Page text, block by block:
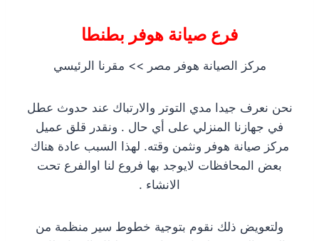
فرع صيانة هوفر بطنطا
مركز الصيانة هوفر مصر >> مقرنا الرئيسي
نحن نعرف جيدا مدي التوتر والارتباك عند حدوث عطل
في جهازنا المنزلي على أي حال . ونقدر قلق عميل
مركز صيانة هوفر ونثمن وقته. لهذا السبب عادة هناك
بعض المحافظات لايوجد بها فروع لنا اوالفرع تحت
الانشاء .
ولتعويض ذلك نقوم بتوجية خطوط سير منظمة من